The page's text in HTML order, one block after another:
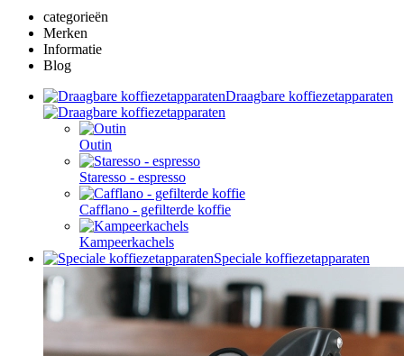
categorieën
Merken
Informatie
Blog
Draagbare koffiezetapparaten
Outin
Staresso - espresso
Cafflano - gefilterde koffie
Kampeerkachels
Speciale koffiezetapparaten